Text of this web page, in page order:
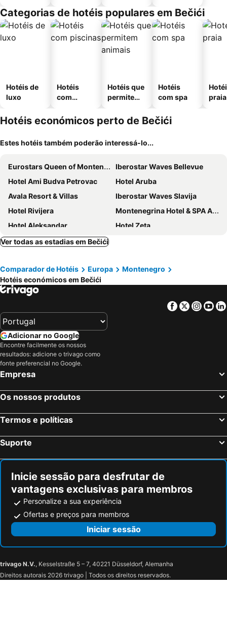
Categorias de hotéis populares em Bečići
Hotéis de
luxo
Hotéis
com
Hotéis que
permitem
Hotéis
com spa
praia
Hotéis económicos perto de Bečići
Estes hotéis também poderão interessá-lo...
Eurostars Queen of Montenegro
Iberostar Waves Bellevue
Hotel Ami Budva Petrovac
Hotel Aruba
Avala Resort & Villas
Iberostar Waves Slavija
Hotel Rivijera
Montenegrina Hotel & SPA All-Inclusive
Hotel Aleksandar
Hotel Zeta
Domador Rooms & Apartments
Hotel La mer
Boutique Hotel Momentum by Aycon
Hotel Riva by Aycon
Hotel Eleven
Splendid Conference & Spa Resort
Hotel Oaza
Aman Sveti Stefan
Hotel Hermes
Hotel Fagus by Aycon
Hotel Palas
Hotel Montenegro
Hotel Max Prestige
Maestral Resort & Casino
Hotel Adrović
Boutique Hotel Hippocampus
Hotel Marija
Hotel Ponta Nova
Hotel & Apartments HEC Residence
Hotel Astoria
Infinity Hotel & More
Panonija
Hotel Tara
Hotel Larimar
Boutique Hotel Imperial
ApartHotel Belvedere Residence Becici Budva
Hotel Bellemond Residence
Sea Star Budva
Invictus Hotel
Hotel Bella Vista
Katamare Hotel
Apartments Becici
Hotel Stella di Mare
Ver todas as estadias em Bečići
Comparador de Hotéis Europa
Montenegro
Hotéis económicos em Bečići
Facebook
Twitter
Adicionar no Google
Encontre facilmente os nossos
resultados: adicione o trivago como
fonte preferencial no Google.
Empresa
Os nossos produtos
Termos e políticas
Suporte
Inicie sessão para desfrutar de
vantagens exclusivas para membros
Personalize a sua experiência
Ofertas e preços para membros
Iniciar sessão
trivago N.V., Kesselstraße 5 – 7, 40221 Düsseldorf, Alemanha
Direitos autorais 2026 trivago | Todos os direitos reservados.